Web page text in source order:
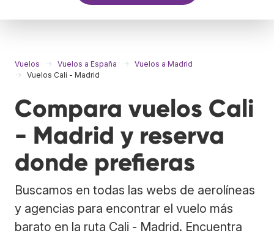
Vuelos Vuelos a España
Vuelos a Madrid
Vuelos Cali - Madrid
Compara vuelos Cali
- Madrid y reserva
donde prefieras
Buscamos en todas las webs de aerolíneas
y agencias para encontrar el vuelo más
barato en la ruta Cali - Madrid. Encuentra